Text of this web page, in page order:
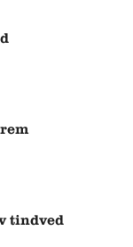
tindved